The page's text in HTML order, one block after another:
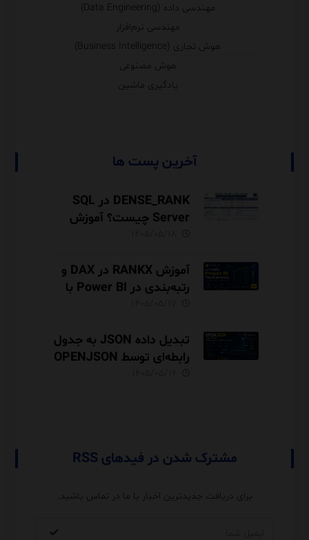
مهندسی داده (Data Engineering)
مهندسی نرم‌افزار
هوش تجاری (Business Intelligence)
هوش مصنوعی
یادگیری ماشین
آخرین پست ها
DENSE_RANK در SQL
Server چیست؟ آموزش
آموزش RANKX در DAX و
رتبه‌بندی در Power BI با
تبدیل داده JSON به جدول
رابطه‌ای توسط OPENJSON
مشترک شدن در فیدهای RSS
برای دریافت جدیدترین اخبار با ما در تماس باشید.